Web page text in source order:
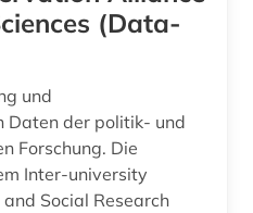
geschichte 1838-1852 (1)
geschichte 1870-1920 (1)
geschichte 1900-2000 (2)
(Data-
und
Daten der politik- und
Forschung. Die
Inter-university
Social Research